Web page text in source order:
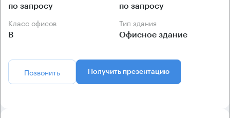
по запросу по запросу
Класс офисов
B
Тип здания
Офисное здание
Позвонить Получить презентацию